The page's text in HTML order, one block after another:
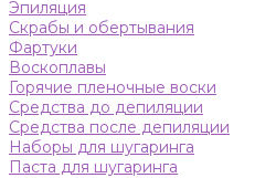
Эпиляция
Скрабы и обертывания
Фартуки
Воскоплавы
Горячие пленочные воски
Средства до депиляции
Средства после депиляции
Наборы для шугаринга
Паста для шугаринга